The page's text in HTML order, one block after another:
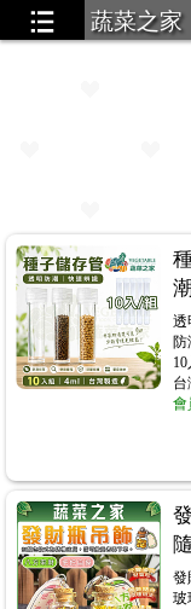
蔬菜之
透
台
會
發
玻